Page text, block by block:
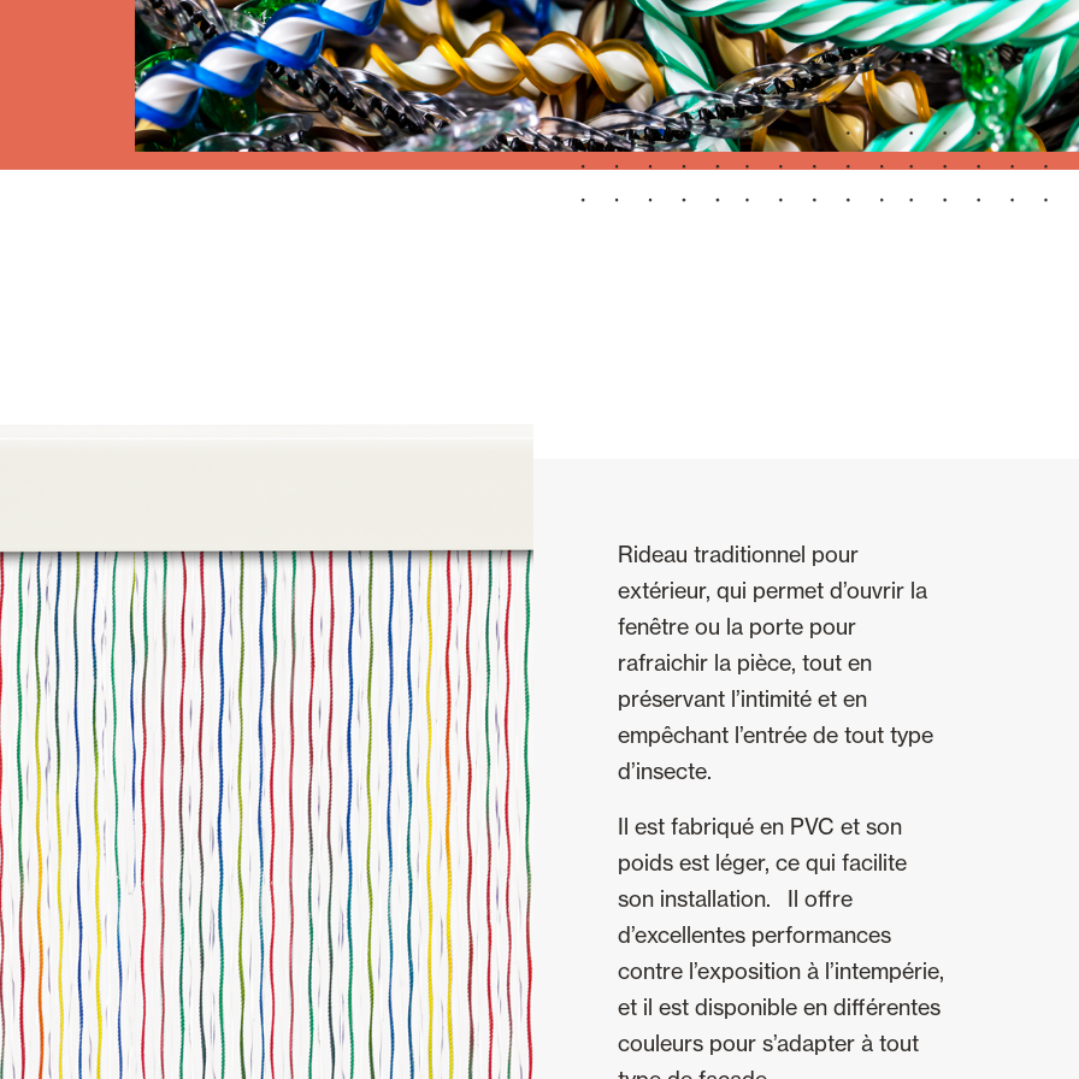
Stores Portes Automatiques
Rideau traditionnel pour
extérieur, qui permet d’ouvrir la
fenêtre ou la porte pour
rafraichir la pièce, tout en
préservant l’intimité et en
empêchant l’entrée de tout type
d’insecte.
Il est fabriqué en PVC et son
poids est léger, ce qui facilite
son installation. Il offre
d’excellentes performances
contre l’exposition à l’intempérie,
et il est disponible en différentes
couleurs pour s’adapter à tout